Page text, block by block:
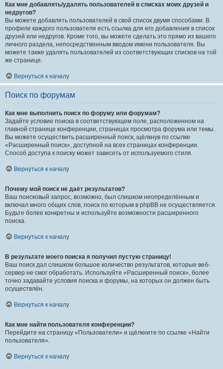
Как мне добавлять/удалять пользователей в списках моих друзей и
недругов?
Вы можете добавлять пользователей в свой список двумя способами. В
профиле каждого пользователя есть ссылка для его добавления в список
друзей или недругов. Кроме того, вы можете сделать это прямо из вашего
личного раздела, непосредственным вводом имени пользователя. Вы
можете также удалять пользователей из соответствующих списков на той
же странице.
Вернуться к началу
Поиск по форумам
Как мне выполнить поиск по форуму или форумам?
Задайте условие поиска в соответствующем поле, расположенном на
главной странице конференции, страницах просмотра форума или темы.
Вы можете осуществить расширенный поиск, щёлкнув по ссылке
«Расширенный поиск», доступной на всех страницах конференции.
Способ доступа к поиску может зависеть от используемого стиля.
Вернуться к началу
Почему мой поиск не даёт результатов?
Ваш поисковый запрос, возможно, был слишком неопределённым и
включал много общих слов, поиск по которым в phpBB не осуществляется.
Будьте более конкретны и используйте возможности расширенного
поиска.
Вернуться к началу
В результате моего поиска я получил пустую страницу!
Ваш поиск дал слишком большое количество результатов, которые веб-
сервер не смог обработать. Используйте «Расширенный поиск», более
точно задавайте условия поиска и форумы, на которых он должен быть
осуществлён.
Вернуться к началу
Как мне найти пользователя конференции?
Перейдите на страницу «Пользователи» и щёлкните по ссылке «Найти
пользователя».
Вернуться к началу